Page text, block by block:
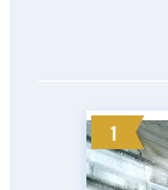
1